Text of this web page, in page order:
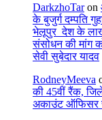
DarkzhoTaron
के बुजुर्ग दम्पति
भेलूपुर_देश के
संसोधन की मांग
सेवी सुबेदार यादव
RodneyMeeva
की 45वीं रैंक,
अकाउंट ऑफिसर